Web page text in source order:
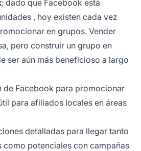
: dado que Facebook está
, hoy existen cada vez
en grupos. Vender
pero construir un grupo en
ser aún más beneficioso a largo
de Facebook para promocionar
para afiliados locales en áreas
detalladas para llegar tanto
como potenciales con campañas